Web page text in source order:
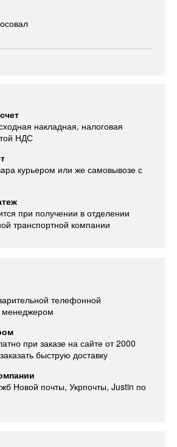
накладная, налоговая
НДС
курьером или же самовывозе с
при получении в отделении
транспортной компании
телефонной
менеджером
при заказе на сайте от 2000
быструю доставку
Новой почты, Укрпочты, Justin по